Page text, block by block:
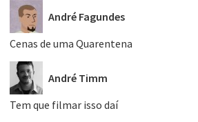
André Fagundes
Cenas de uma Quarentena
André Timm
Tem que filmar isso daí